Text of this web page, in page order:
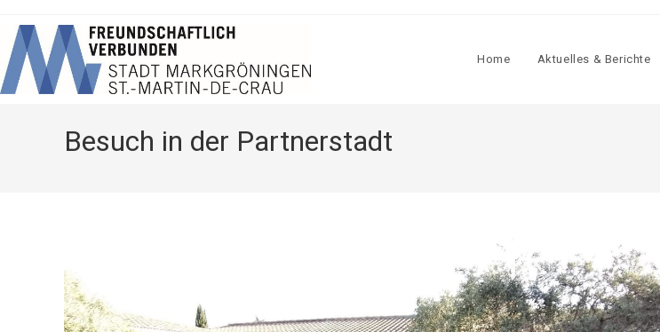
Inhalt
springen
Home Aktu­el­les & Berich­te
Besuch in der Part­ner­stadt